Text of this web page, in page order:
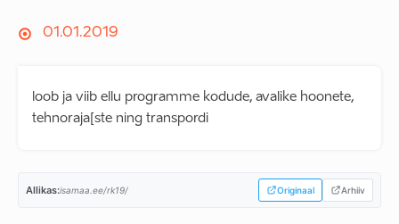
01.01.2019
loob ja viib ellu programme kodude, avalike hoonete,
tehnoraja[ste ning transpordi
Allikas:isamaa.ee/rk19/ Originaal Arhiiv